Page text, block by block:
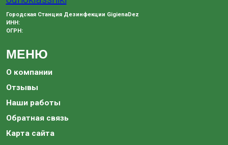
МЕНЮ
О компании
Отзывы
Наши работы
Обратная связь
Карта сайта
Городская Станция Дезинфекции GigienaDez
ИНН:
ОГРН: